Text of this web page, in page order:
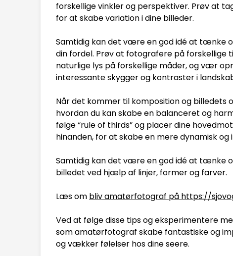
forskellige vinkler og perspektiver. Prøv at
for at skabe variation i dine billeder.
Samtidig kan det være en god idé at tænke
din fordel. Prøv at fotografere på
naturlige lys på forskellige måder, og vær
interessante skygger og kontraster i
Når det kommer til komposition og
hvordan du kan skabe en balanceret og
følge “rule of thirds” og placer dine
hinanden, for at skabe en mere dynamisk
Samtidig kan det være en god idé at tænke
billedet ved hjælp af linjer, former og farver.
Læs om bliv amatørfotograf på https://
Ved at følge disse tips og eksperimentere
som amatørfotograf skabe fantastiske og
og vækker følelser hos dine seere.